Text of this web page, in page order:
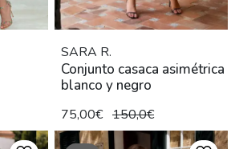
SARA R.
Conjunto casaca asimétrica
blanco y negro
75,00€ 150,0€